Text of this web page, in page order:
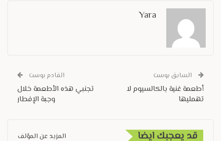
Yara
السابق بوست
أطعمة غنية بالكالسيوم لا
تهمليها
القادم بوست
تجنبي هذه الأطعمة خلال
وجبة الإفطار
قد يعجبك ايضا المزيد عن المؤلف